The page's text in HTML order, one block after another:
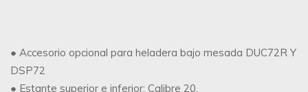
● Accesorio opcional para heladera bajo mesada DUC72R Y
DSP72
● Estante superior e inferior: Calibre 20.